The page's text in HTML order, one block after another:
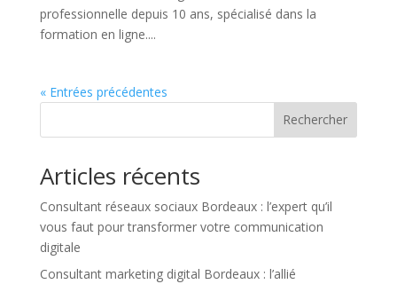
professionnelle depuis 10 ans, spécialisé dans la
formation en ligne....
« Entrées précédentes
Rechercher
Articles récents
Consultant réseaux sociaux Bordeaux : l’expert qu’il
vous faut pour transformer votre communication
digitale
Consultant marketing digital Bordeaux : l’allié